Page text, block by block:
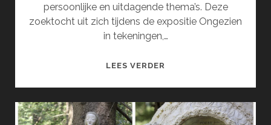
persoonlijke en uitdagende thema’s. Deze
zoektocht uit zich tijdens de expositie Ongezien
in tekeningen,…
LEES VERDER